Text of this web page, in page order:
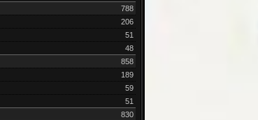
788
206
51
48
858
189
59
51
830